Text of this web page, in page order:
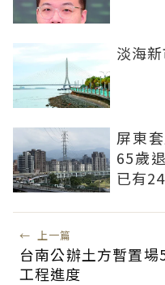
淡海
屏東
65歲
已有
← 上一篇
台南公辦土方暫置
工程進度